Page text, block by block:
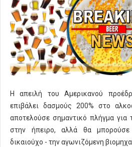
Η απειλή του Αμερικανού
επιβάλει δασμούς 200% στο
αποτελούσε σημαντικό πλήγμα
στην ήπειρο, αλλά θα
δικαιούχο - την αγωνιζόμενη